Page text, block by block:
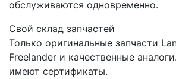
обслуживаются одновременно.
Свой склад запчастей
Только оригинальные запчасти
Freelander и качественные
имеют сертификаты.